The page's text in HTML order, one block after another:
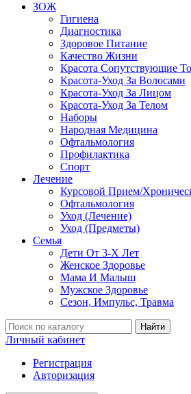
ЗОЖ
Гигиена
Диагностика
Здоровое Питание
Качество Жизни
Красота Сопутствующие
Красота-Уход За Волосами
Красота-Уход За Лицом
Красота-Уход За Телом
Наборы
Народная Медицина
Офтальмология
Профилактика
Спорт
Лечение
Курсовой Прием/
Офтальмология
Уход (Лечение)
Уход (Предметы)
Семья
Дети От 3-Х Лет
Женское Здоровье
Мама И Малыш
Мужское Здоровье
Сезон, Импульс, Травма
Найти
Личный кабинет
Регистрация
Авторизация